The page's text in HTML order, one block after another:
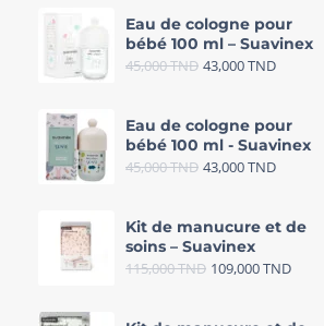
Eau de cologne pour
bébé 100 ml – Suavinex
45,000TND 43,000TND
Eau de cologne pour
bébé 100 ml - Suavinex
45,000TND 43,000TND
Kit de manucure et de
soins – Suavinex
115,000TND 109,000TND